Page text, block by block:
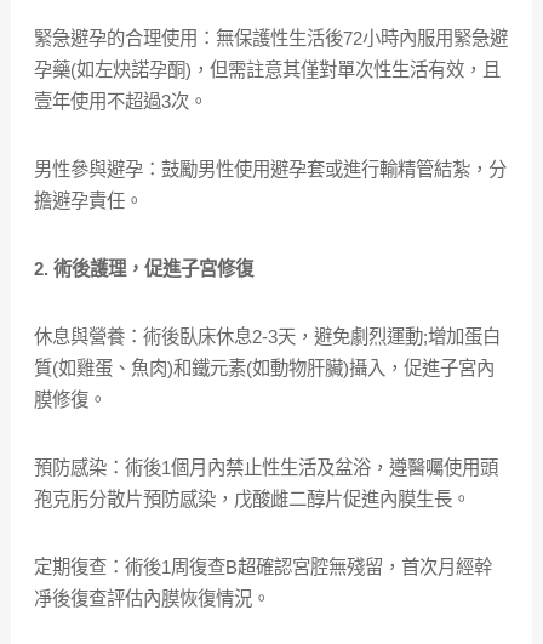
緊急避孕的合理使用：無保護性生活後72小時內服用緊急避
孕藥(如左炔諾孕酮)，但需註意其僅對單次性生活有效，且
壹年使用不超過3次。
男性參與避孕：鼓勵男性使用避孕套或進行輸精管結紮，分
擔避孕責任。
2. 術後護理，促進子宮修復
休息與營養：術後臥床休息2-3天，避免劇烈運動;增加蛋白
質(如雞蛋、魚肉)和鐵元素(如動物肝臟)攝入，促進子宮內
膜修復。
預防感染：術後1個月內禁止性生活及盆浴，遵醫囑使用頭
孢克肟分散片預防感染，戊酸雌二醇片促進內膜生長。
定期復查：術後1周復查B超確認宮腔無殘留，首次月經幹
凈後復查評估內膜恢復情況。